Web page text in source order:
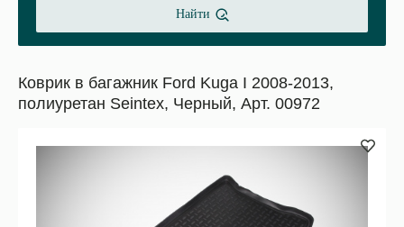
Найти
Коврик в багажник Ford Kuga I 2008-2013,
полиуретан Seintex, Черный, Арт. 00972